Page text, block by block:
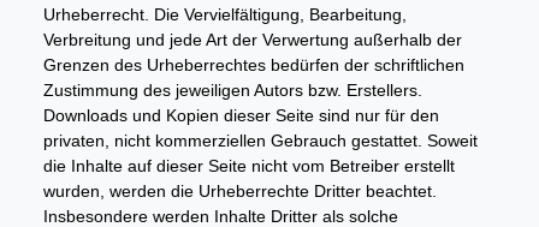
Urheberrecht. Die Vervielfältigung, Bearbeitung,
Verbreitung und jede Art der Verwertung außerhalb der
Grenzen des Urheberrechtes bedürfen der schriftlichen
Zustimmung des jeweiligen Autors bzw. Erstellers.
Downloads und Kopien dieser Seite sind nur für den
privaten, nicht kommerziellen Gebrauch gestattet. Soweit
die Inhalte auf dieser Seite nicht vom Betreiber erstellt
wurden, werden die Urheberrechte Dritter beachtet.
Insbesondere werden Inhalte Dritter als solche